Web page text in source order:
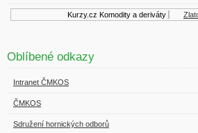
Kurzy.cz Komodity a deriváty Zlato
Oblíbené odkazy
Intranet ČMKOS
ČMKOS
Sdružení hornických odborů